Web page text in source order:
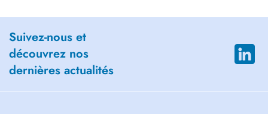
Suivez-nous et
découvrez nos
dernières actualités